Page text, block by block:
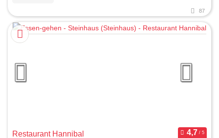
87
Restaurant Hannibal